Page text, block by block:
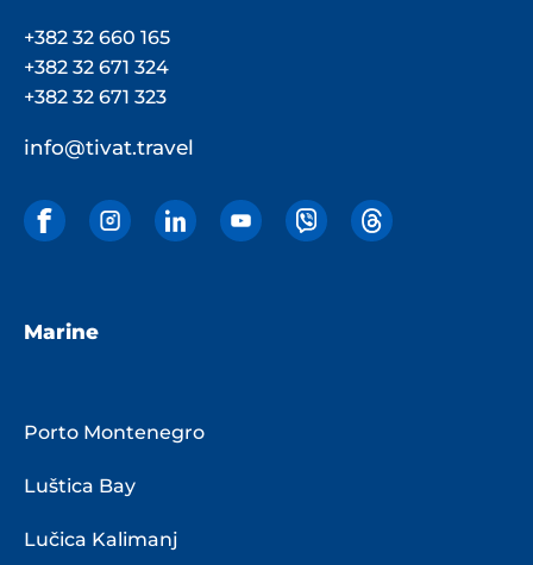
+382 32 660 165
+382 32 671 324
+382 32 671 323
info@tivat.travel
Marine
Porto Montenegro
Luštica Bay
Lučica Kalimanj